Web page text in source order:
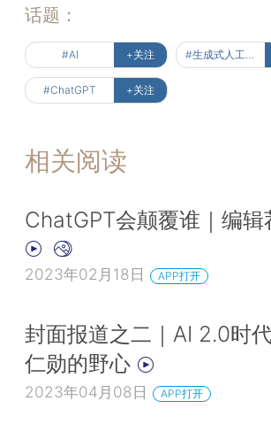
话题：
#AI +关注 #生成式人工智能服务备案
#ChatGPT +关注
相关阅读
ChatGPT会颠覆谁｜编辑
2023年02月18日 APP打开
封面报道之二｜AI 2.0时
仁勋的野心
2023年04月08日 APP打开